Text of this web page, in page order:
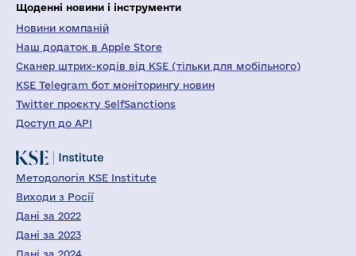
Щоденні новини і інструменти
Новини компаній
Наш додаток в Apple Store
Сканер штрих-кодів від KSE (тільки для мобільного)
KSE Telegram бот моніторингу новин
Twitter проєкту SelfSanctions
Доступ до API
Методологія KSE Institute
Виходи з Росії
Дані за 2022
Дані за 2023
Дані за 2024